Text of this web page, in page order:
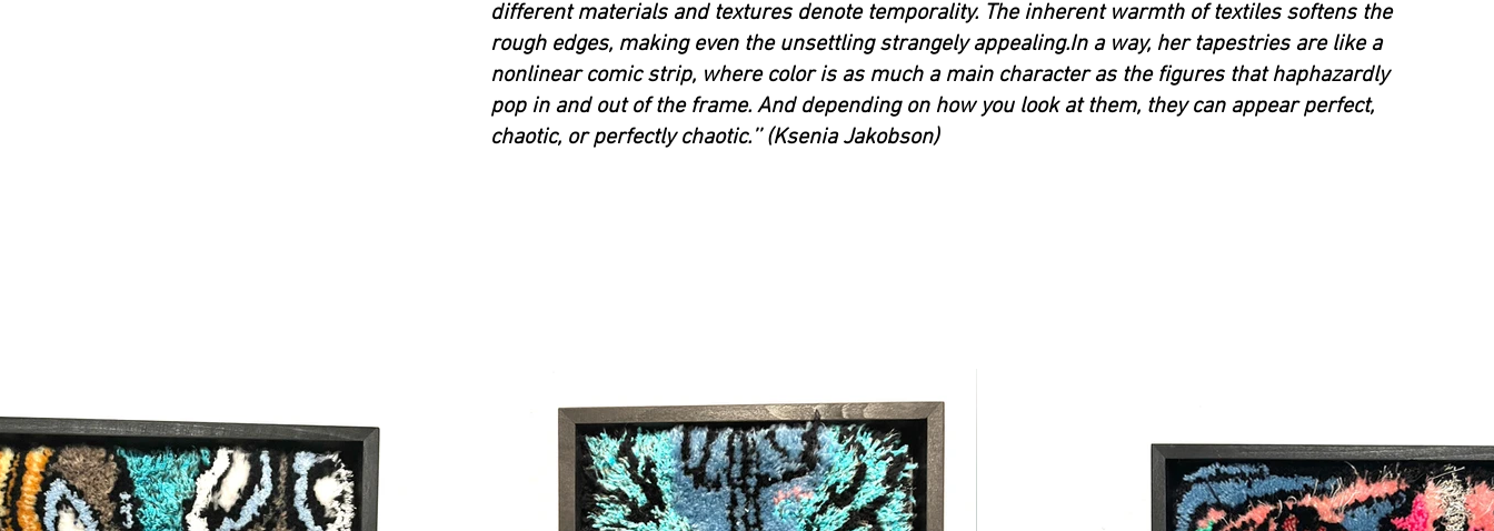
rough edges, making even the unsettling strangely appealing.In a way, her tapestries are like a
nonlinear comic strip, where color is as much a main character as the figures that haphazardly
pop in and out of the frame. And depending on how you look at them, they can appear perfect,
chaotic, or perfectly chaotic.’’ (Ksenia Jakobson)